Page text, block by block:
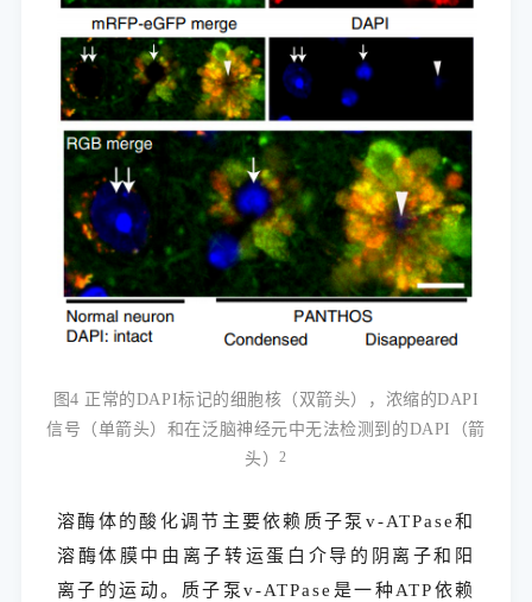
图4 正常的DAPI标记的细胞核（双箭头），浓缩的DAPI
信号（单箭头）和在泛脑神经元中无法检测到的DAPI（箭
头）2
溶酶体的酸化调节主要依赖质子泵v-ATPase和
溶酶体膜中由离子转运蛋白介导的阴离子和阳
离子的运动。质子泵v-ATPase是一种ATP依赖